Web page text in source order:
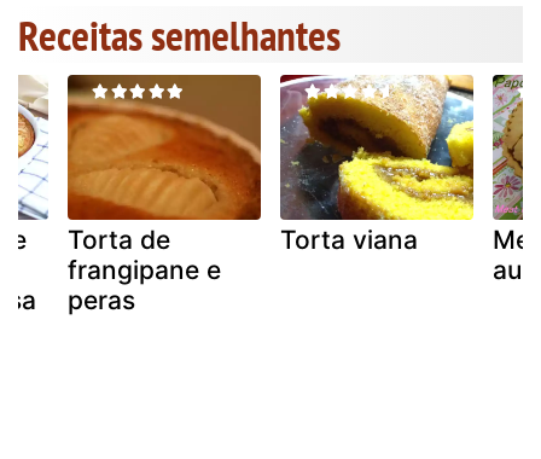
Receitas semelhantes
Torta de
frangipane e
peras
Torta viana